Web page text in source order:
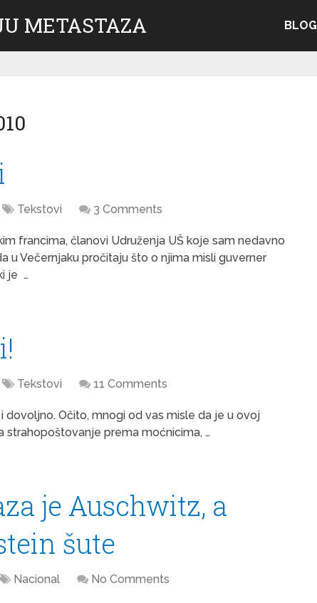
METASTAZA BLOG
Tekstovi 3 Comments
francima, članovi Udruženja UŠ koje sam nedavno
u Večernjaku pročitaju što o njima misli guverner
je …
Tekstovi 11 Comments
dovoljno. Očito, mnogi od vas misle da je u ovoj
strahopoštovanje prema moćnicima, …
je Auschwitz, a
šute
Nacional No Comments